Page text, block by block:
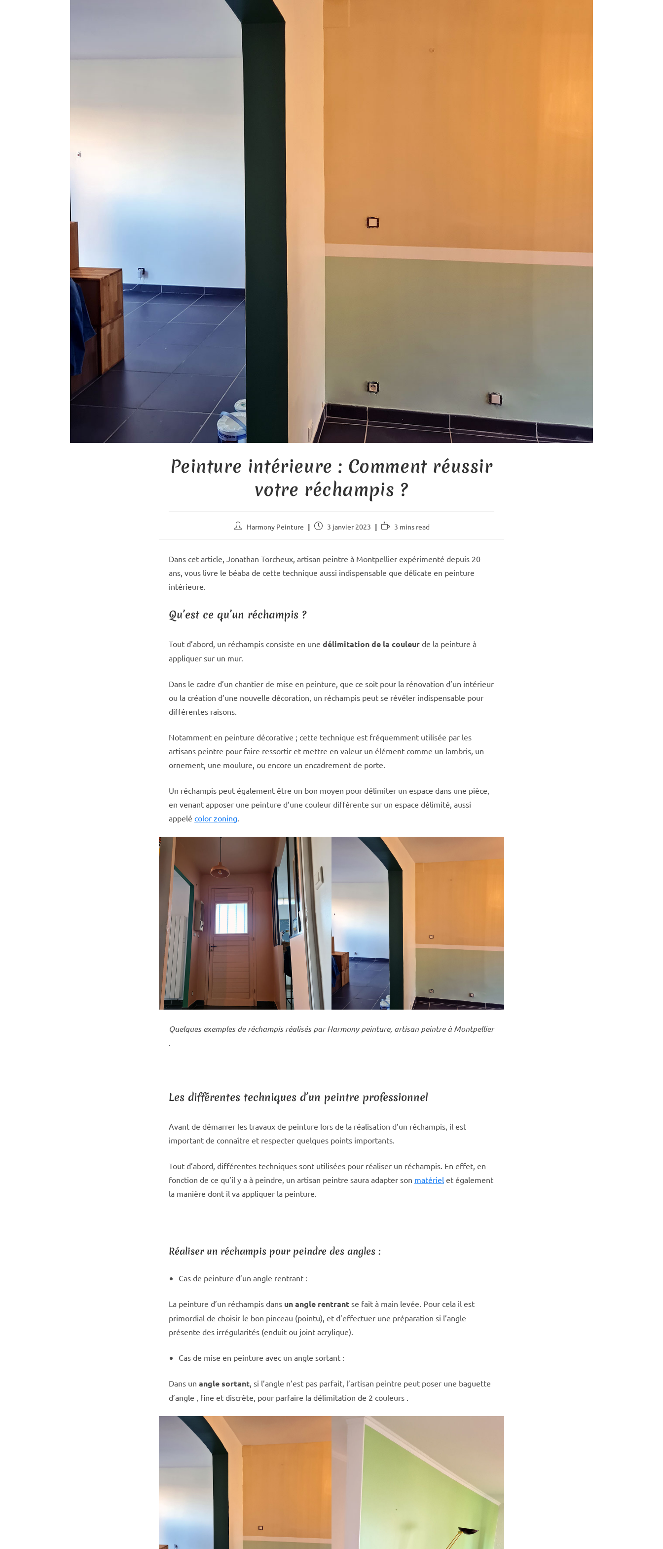
Peinture intérieure : Comment réussir
votre réchampis ?
Auteur/autrice
publication :
Harmony Peinture
Publication
3 janvier 2023
Temps3 mins read
Dans cet article, Jonathan Torcheux, artisan peintre à Montpellier expérimenté depuis 20
ans, vous livre le béaba de cette technique aussi indispensable que délicate en peinture
intérieure.
Qu’est ce qu’un réchampis ?
Tout d’abord, un réchampis consiste en une délimitation de la couleur de la peinture à
appliquer sur un mur.
Dans le cadre d’un chantier de mise en peinture, que ce soit pour la rénovation d’un intérieur
ou la création d’une nouvelle décoration, un réchampis peut se révéler indispensable pour
différentes raisons.
Notamment en peinture décorative ; cette technique est fréquemment utilisée par les
artisans peintre pour faire ressortir et mettre en valeur un élément comme un lambris, un
ornement, une moulure, ou encore un encadrement de porte.
Un réchampis peut également être un bon moyen pour délimiter un espace dans une pièce,
en venant apposer une peinture d’une couleur différente sur un espace délimité, aussi
appelé color zoning.
Quelques exemples de réchampis réalisés par Harmony peinture, artisan peintre à Montpellier
.
Les différentes techniques d’un peintre professionnel
Avant de démarrer les travaux de peinture lors de la réalisation d’un réchampis, il est
important de connaître et respecter quelques points importants.
Tout d’abord, différentes techniques sont utilisées pour réaliser un réchampis. En effet, en
fonction de ce qu’il y a à peindre, un artisan peintre saura adapter son matériel et également
la manière dont il va appliquer la peinture.
Réaliser un réchampis pour peindre des angles :
Cas de peinture d’un angle rentrant :
La peinture d’un réchampis dans un angle rentrant se fait à main levée. Pour cela il est
primordial de choisir le bon pinceau (pointu), et d’effectuer une préparation si l’angle
présente des irrégularités (enduit ou joint acrylique).
Cas de mise en peinture avec un angle sortant :
Dans un angle sortant, si l’angle n’est pas parfait, l’artisan peintre peut poser une baguette
d’angle , fine et discrète, pour parfaire la délimitation de 2 couleurs .